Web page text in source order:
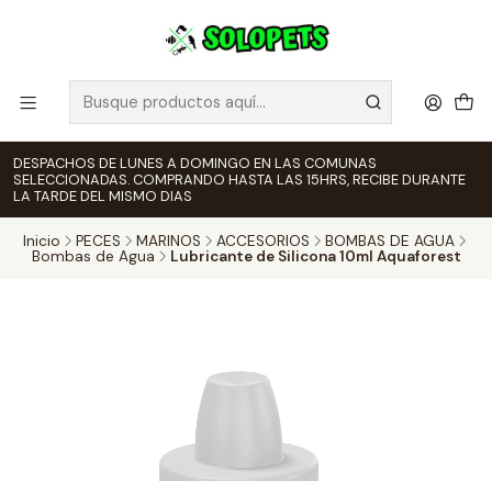
DESPACHOS DE LUNES A DOMINGO EN LAS COMUNAS
SELECCIONADAS. COMPRANDO HASTA LAS 15HRS, RECIBE DURANTE
LA TARDE DEL MISMO DIAS
Inicio PECES MARINOS ACCESORIOS
BOMBAS DE AGUA
Bombas de Agua
Lubricante de Silicona 10ml Aquaforest